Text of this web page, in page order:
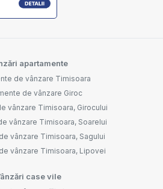
apartamente
de vânzare Timisoara
de vânzare Giroc
vânzare Timisoara, Girocului
vânzare Timisoara, Soarelui
vânzare Timisoara, Sagului
vânzare Timisoara, Lipovei
case vile